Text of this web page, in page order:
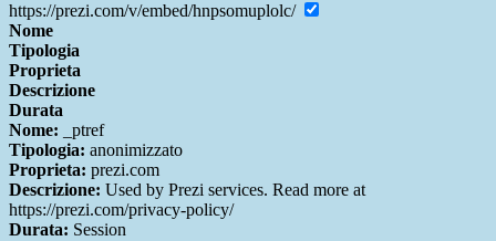
https://prezi.com/v/embed/hnpsomuplolc/
Nome
Tipologia
Proprieta
Descrizione
Durata
Nome: _ptref
Tipologia: anonimizzato
Proprieta: prezi.com
Descrizione: Used by Prezi services. Read more at
https://prezi.com/privacy-policy/
Durata: Session